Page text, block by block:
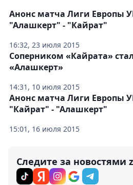
16:32, 23 июля 2015
Анонс матча Лиги Европы
"Алашкерт" - "Кайрат"
14:31, 10 июля 2015
Соперником «Кайрата» стал
«Алашкерт»
15:01, 16 июля 2015
Анонс матча Лиги Европы
"Кайрат" - "Алашкерт"
Следите за новостями